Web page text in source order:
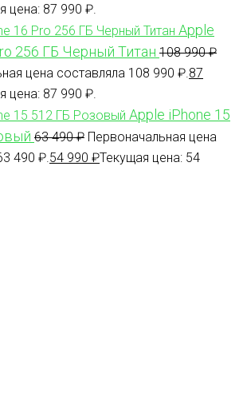
цена: 87 990 ₽.
Apple
256 ГБ Черный Титан 108 990₽
цена составляла 108 990 ₽. 87
цена: 87 990 ₽.
Apple iPhone 15
63 490₽ Первоначальная цена
490 ₽. 54 990 ₽Текущая цена: 54